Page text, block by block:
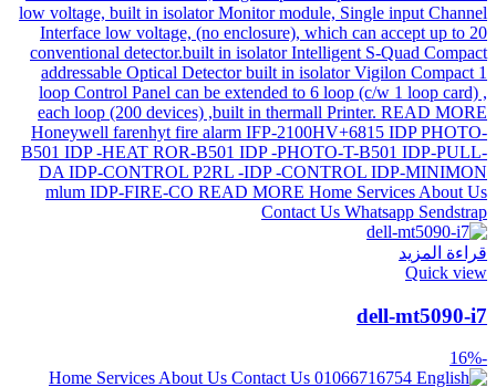
قراءة المزيد
Quick view
dell-mt5090-i7
-16%